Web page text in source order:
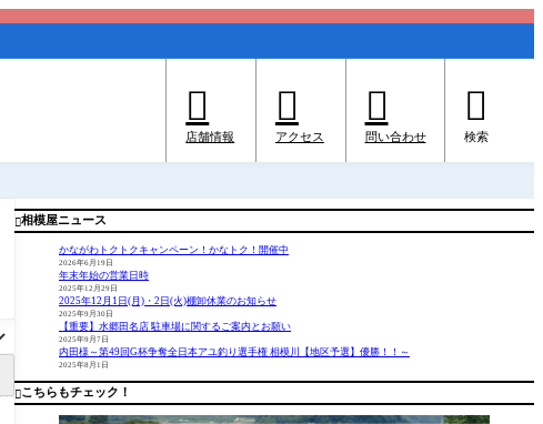

店舗情報

アクセス

問い合わせ

検索
相模屋ニュース
かながわトクトクキャンペーン！かなトク！開催中
2026年6月19日
年末年始の営業日時
2025年12月29日
2025年12月1日(月)・2日(火)棚卸休業のお知らせ
2025年9月30日
【重要】水郷田名店 駐車場に関するご案内とお願い
2025年9月7日
内田様～第49回G杯争奪全日本アユ釣り選手権 相模川【地区予選】優勝！！～
2025年8月1日
こちらもチェック！